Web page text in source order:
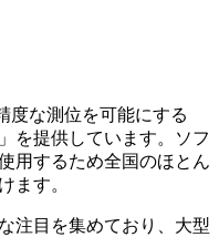
度な測位を可能にする
を提供しています。ソフ
用するため全国のほとん
ます。
注目を集めており、大型